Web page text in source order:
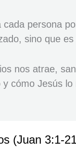
persona
sino que
nos atrae,
cómo Jesús
(Juan 3:1-